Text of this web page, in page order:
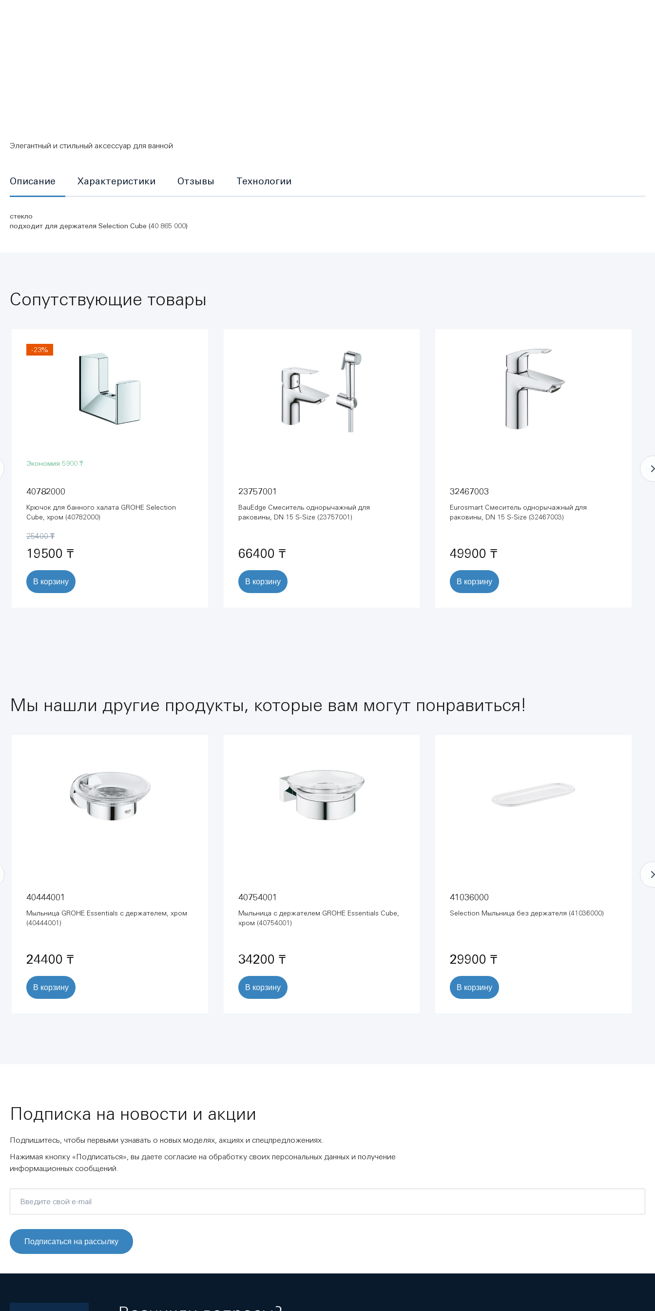
Элегантный и стильный аксессуар для ванной
Описание
стекло
подходит для держателя Selection Cube (40 865 000)
Характеристики Отзывы Технологии
Сопутствующие товары
-23%
Экономия 5900 ₸
40782000
Крючок для банного халата GROHE Selection
Cube, хром (40782000)
25400 ₸
19500 ₸
В корзину
23757001
BauEdge Смеситель однорычажный для
раковины, DN 15 S-Size (23757001)
66400 ₸
В корзину
32467003
Eurosmart Смеситель однорычажный для
раковины, DN 15 S-Size (32467003)
49900 ₸
В корзину
Мы нашли другие продукты, которые вам могут понравиться!
40444001
Мыльница GROHE Essentials с держателем, хром
(40444001)
24400 ₸
В корзину
40754001
Мыльница с держателем GROHE Essentials Cube,
хром (40754001)
34200 ₸
В корзину
41036000
Selection Мыльница без держателя (41036000)
29900 ₸
В корзину
Подписка на новости и акции
Подпишитесь, чтобы первыми узнавать о новых моделях, акциях и спецпредложениях.
Нажимая кнопку «Подписаться», вы даете согласие на обработку своих персональных данных и получение
информационных сообщений.
Подписаться на рассылку